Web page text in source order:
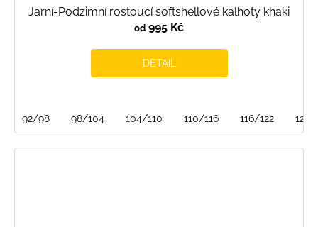
Jarní-Podzimní rostoucí softshellové kalhoty khaki
od 995 Kč
DETAIL
92/98 98/104 104/110 110/116 116/122 122/